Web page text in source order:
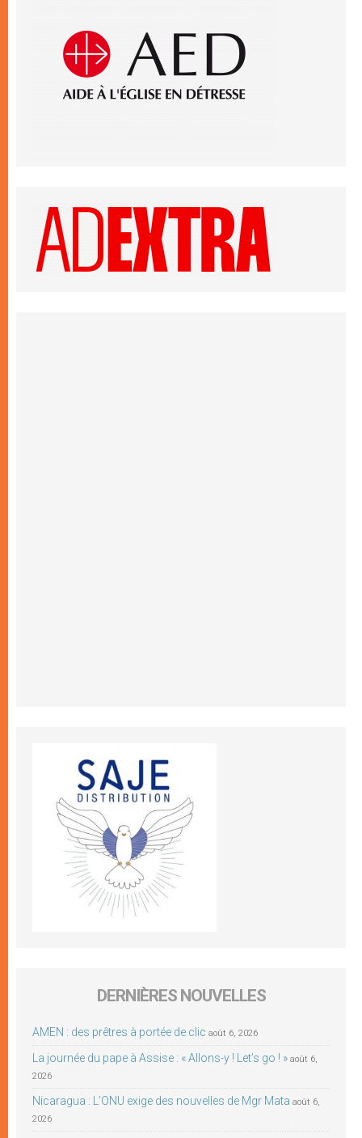
DERNIÈRES NOUVELLES
AMEN : des prêtres à portée de clic août 6, 2026
La journée du pape à Assise : « Allons-y ! Let’s go ! » août 6,
2026
Nicaragua : L’ONU exige des nouvelles de Mgr Mata août 6,
2026